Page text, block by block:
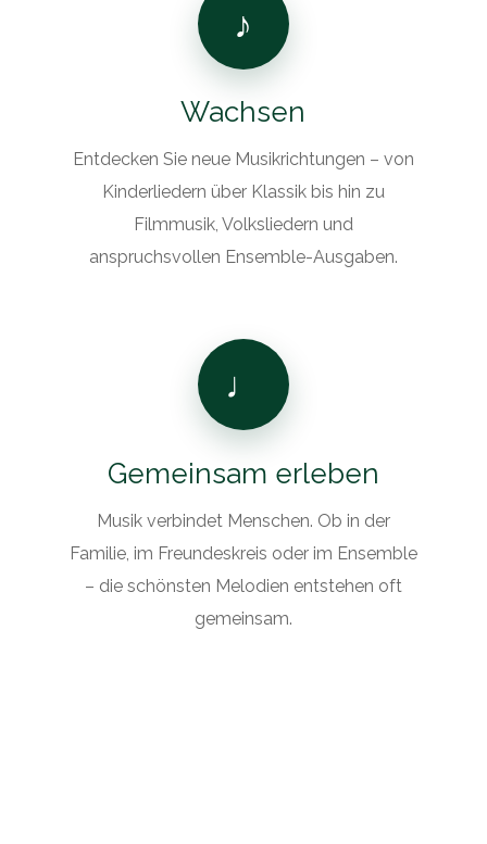
♪
Wachsen
Entdecken Sie neue Musikrichtungen – von
Kinderliedern über Klassik bis hin zu
Filmmusik, Volksliedern und
anspruchsvollen Ensemble-Ausgaben.
♩
Gemeinsam erleben
Musik verbindet Menschen. Ob in der
Familie, im Freundeskreis oder im Ensemble
– die schönsten Melodien entstehen oft
gemeinsam.